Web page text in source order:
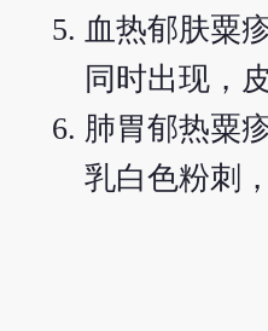
血热郁肤粟
同时出现，
肺胃郁热粟
乳白色粉刺